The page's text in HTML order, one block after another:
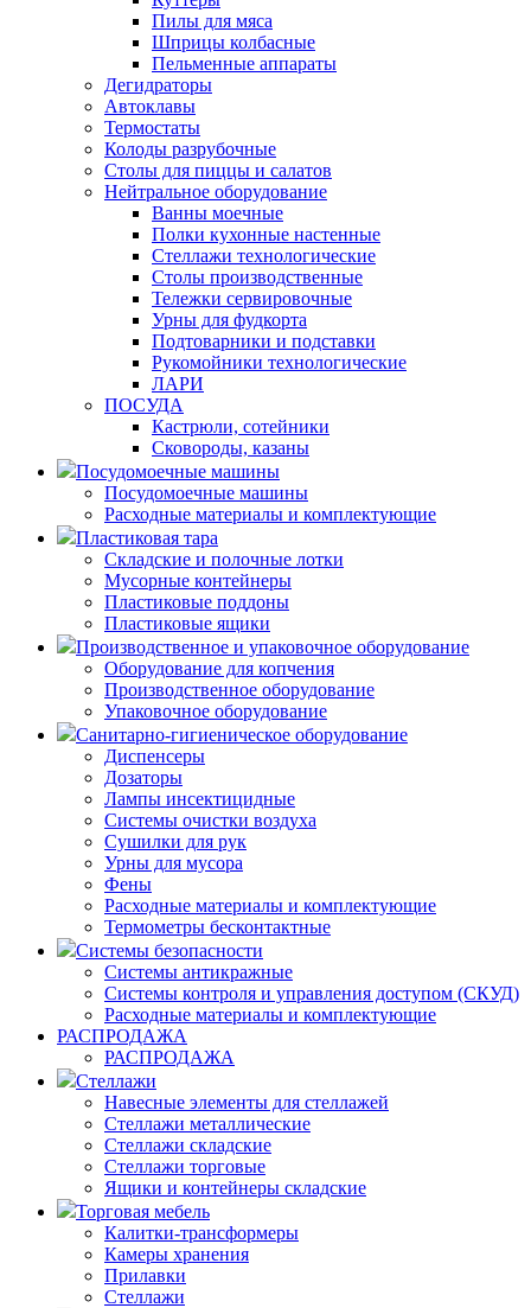
Пилы для мяса
Шприцы колбасные
Пельменные аппараты
Дегидраторы
Автоклавы
Термостаты
Колоды разрубочные
Столы для пиццы и салатов
Нейтральное оборудование
Ванны моечные
Полки кухонные настенные
Стеллажи технологические
Столы производственные
Тележки сервировочные
Урны для фудкорта
Подтоварники и подставки
Рукомойники технологические
ЛАРИ
ПОСУДА
Кастрюли, сотейники
Сковороды, казаны
Посудомоечные машины
Посудомоечные машины
Расходные материалы и комплектующие
Пластиковая тара
Складские и полочные лотки
Мусорные контейнеры
Пластиковые поддоны
Пластиковые ящики
Производственное и упаковочное оборудование
Оборудование для копчения
Производственное оборудование
Упаковочное оборудование
Санитарно-гигиеническое оборудование
Диспенсеры
Дозаторы
Лампы инсектицидные
Системы очистки воздуха
Сушилки для рук
Урны для мусора
Фены
Расходные материалы и комплектующие
Термометры бесконтактные
Системы безопасности
Системы антикражные
Системы контроля и управления доступом (СКУД)
Расходные материалы и комплектующие
РАСПРОДАЖА
РАСПРОДАЖА
Стеллажи
Навесные элементы для стеллажей
Стеллажи металлические
Стеллажи складские
Стеллажи торговые
Ящики и контейнеры складские
Торговая мебель
Калитки-трансформеры
Камеры хранения
Прилавки
Стеллажи